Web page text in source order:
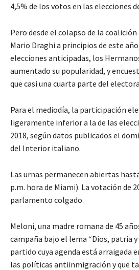
4,5% de los votos en las elecciones
Pero desde el colapso de la
Mario Draghi a principios de este
elecciones anticipadas, los
aumentado su popularidad, y
que casi una cuarta parte del
Para el mediodía, la participación
ligeramente inferior a la de las
2018, según datos publicados el
del Interior italiano.
Las urnas permanecen abiertas
p.m. hora de Miami). La votación de
parlamento colgado.
Meloni, una madre romana de 45
campaña bajo el lema “Dios, patria
partido cuya agenda está arraigada
las políticas antiinmigración y que